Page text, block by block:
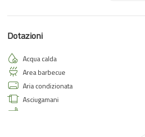
restituita al check-out dopo il controllo
Dotazioni
Acqua calda
Area barbecue
Aria condizionata
Asciugamani